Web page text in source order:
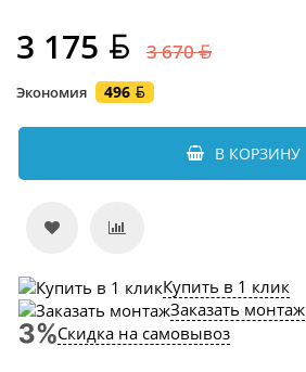
3 175 3 670
Экономия 496
В КОРЗИНУ
Купить в 1 клик
Заказать монтаж
Скидка на самовывоз